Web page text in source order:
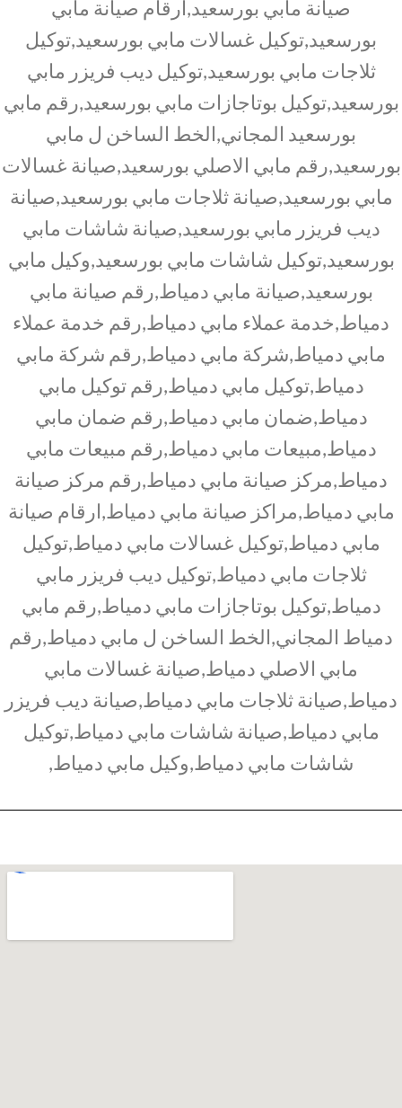
صيانة مابي بورسعيد,ارقام صيانة مابي
بورسعيد,توكيل غسالات مابي بورسعيد,توكيل
ثلاجات مابي بورسعيد,توكيل ديب فريزر مابي
بورسعيد,توكيل بوتاجازات مابي بورسعيد,رقم مابي
بورسعيد المجاني,الخط الساخن ل مابي
بورسعيد,رقم مابي الاصلي بورسعيد,صيانة غسالات
مابي بورسعيد,صيانة ثلاجات مابي بورسعيد,صيانة
ديب فريزر مابي بورسعيد,صيانة شاشات مابي
بورسعيد,توكيل شاشات مابي بورسعيد,وكيل مابي
بورسعيد,صيانة مابي دمياط,رقم صيانة مابي
دمياط,خدمة عملاء مابي دمياط,رقم خدمة عملاء
مابي دمياط,شركة مابي دمياط,رقم شركة مابي
دمياط,توكيل مابي دمياط,رقم توكيل مابي
دمياط,ضمان مابي دمياط,رقم ضمان مابي
دمياط,مبيعات مابي دمياط,رقم مبيعات مابي
دمياط,مركز صيانة مابي دمياط,رقم مركز صيانة
مابي دمياط,مراكز صيانة مابي دمياط,ارقام صيانة
مابي دمياط,توكيل غسالات مابي دمياط,توكيل
ثلاجات مابي دمياط,توكيل ديب فريزر مابي
دمياط,توكيل بوتاجازات مابي دمياط,رقم مابي
دمياط المجاني,الخط الساخن ل مابي دمياط,رقم
مابي الاصلي دمياط,صيانة غسالات مابي
دمياط,صيانة ثلاجات مابي دمياط,صيانة ديب فريزر
مابي دمياط,صيانة شاشات مابي دمياط,توكيل
شاشات مابي دمياط,وكيل مابي دمياط,